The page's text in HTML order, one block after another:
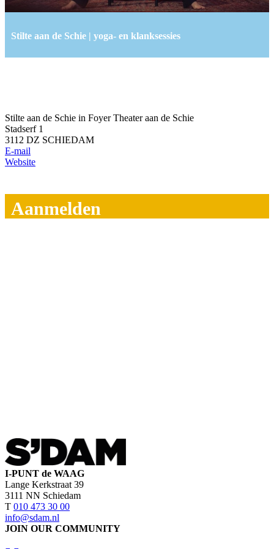
Stilte aan de Schie | yoga- en klanksessies
Stilte aan de Schie in Foyer Theater aan de Schie
Stadserf 1
3112 DZ SCHIEDAM
E-mail
Website
Aanmelden
I-PUNT de WAAG
Lange Kerkstraat 39
3111 NN Schiedam
T 010 473 30 00
info@sdam.nl
JOIN OUR COMMUNITY